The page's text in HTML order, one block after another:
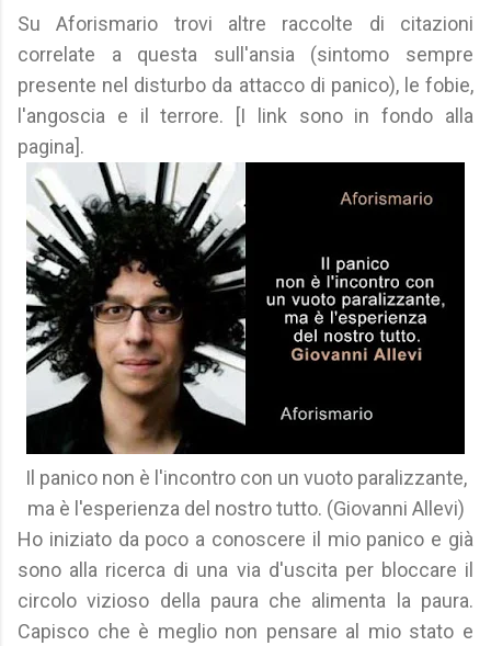
Su Aforismario trovi altre raccolte di citazioni
correlate a questa sull'ansia (sintomo sempre
presente nel disturbo da attacco di panico), le fobie,
l'angoscia e il terrore. [I link sono in fondo alla
pagina].
Il panico non è l'incontro con un vuoto paralizzante,
ma è l'esperienza del nostro tutto. (Giovanni Allevi)
Ho iniziato da poco a conoscere il mio panico e già
sono alla ricerca di una via d'uscita per bloccare il
circolo vizioso della paura che alimenta la paura.
Capisco che è meglio non pensare al mio stato e